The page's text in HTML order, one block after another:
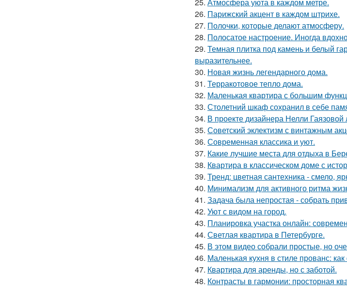
26. Парижский акцент в каждом штрихе.
27. Полочки, которые делают атмосферу.
28. Полосатое настроение. Иногда
29. Темная плитка под камень и белый
выразительнее.
30. Новая жизнь легендарного дома.
31. Терракотовое тепло дома.
32. Маленькая квартира с большим
33. Столетний шкаф сохранил в себе
34. В проекте дизайнера Нелли
35. Советский эклектизм с винтажным
36. Современная классика и уют.
37. Какие лучшие места для отдыха в
38. Квартира в классическом доме с
39. Тренд: цветная сантехника - смело,
40. Минимализм для активного ритма
41. Задача была непростая - собрать
42. Уют с видом на город.
43. Планировка участка онлайн:
44. Светлая квартира в Петербурге.
45. В этом видео собрали простые, но
46. Маленькая кухня в стиле прованс:
47. Квартира для аренды, но с заботой.
48. Контрасты в гармонии: просторная